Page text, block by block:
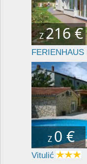
Z216 €
FERIENHAUS
Z 0 €
Vitulić